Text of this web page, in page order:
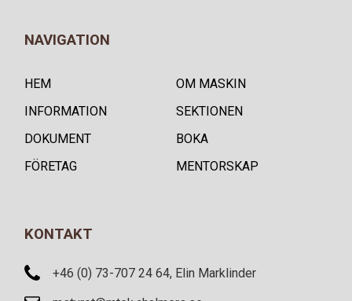
NAVIGATION
HEM
OM MASKIN
INFORMATION
SEKTIONEN
DOKUMENT
BOKA
FÖRETAG
MENTORSKAP
KONTAKT
+46 (0) 73-707 24 64, Elin Marklinder